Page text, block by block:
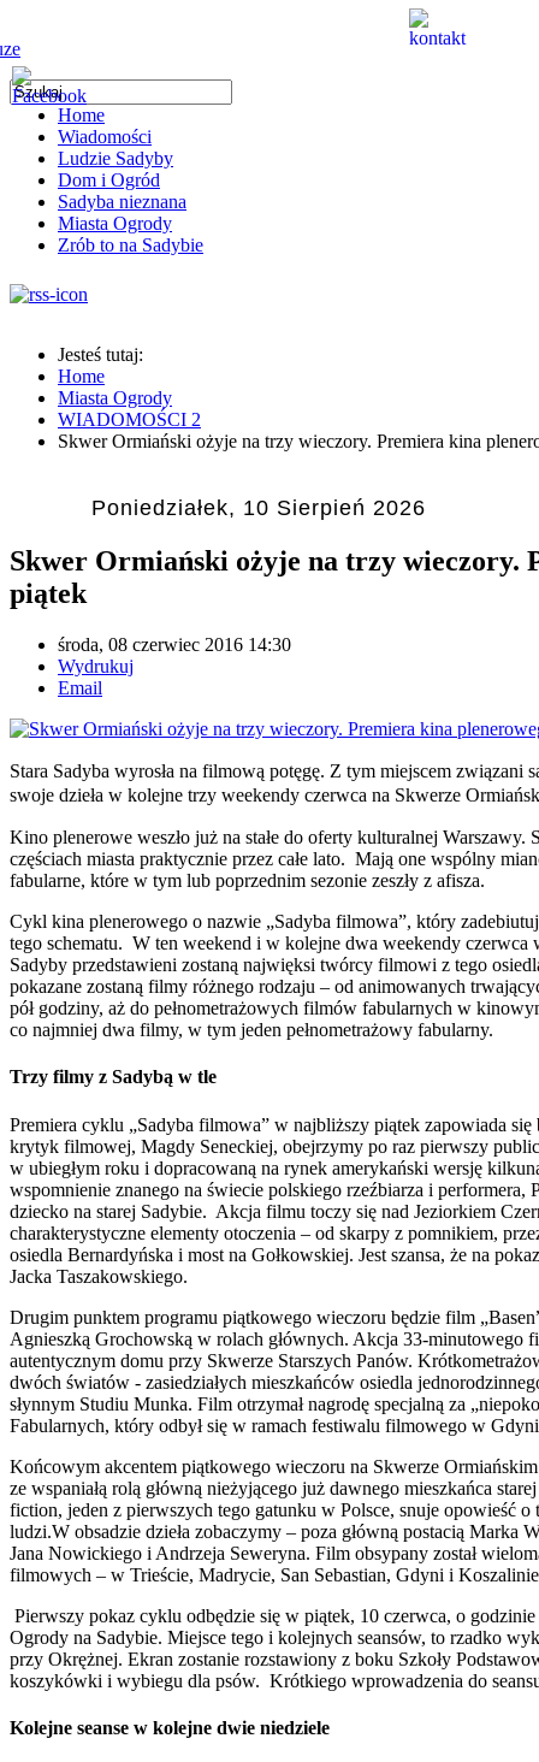
Home
Wiadomości
Ludzie Sadyby
Dom i Ogród
Sadyba nieznana
Miasta Ogrody
Zrób to na Sadybie
Jesteś tutaj:
Home
Miasta Ogrody
WIADOMOŚCI 2
Skwer Ormiański ożyje na trzy wieczory. Premiera kina
Poniedziałek, 10 Sierpień 2026
Skwer Ormiański ożyje na trzy wieczory.
piątek
środa, 08 czerwiec 2016 14:30
Wydrukuj
Email
Stara Sadyba wyrosła na filmową potęgę. Z tym miejscem
swoje dzieła w kolejne trzy weekendy czerwca na Skwerze
Kino plenerowe weszło już na stałe do oferty kulturalnej
częściach miasta praktycznie przez całe lato. Mają one wspólny
fabularne, które w tym lub poprzednim sezonie zeszły z afisza.
Cykl kina plenerowego o nazwie „Sadyba filmowa”, który
tego schematu. W ten weekend i w kolejne dwa weekendy
Sadyby przedstawieni zostaną najwięksi twórcy filmowi z tego
pokazane zostaną filmy różnego rodzaju – od animowanych
pół godziny, aż do pełnometrażowych filmów fabularnych w
co najmniej dwa filmy, w tym jeden pełnometrażowy fabularny.
Trzy filmy z Sadybą w tle
Premiera cyklu „Sadyba filmowa” w najbliższy piątek zapowiada
krytyk filmowej, Magdy Seneckiej, obejrzymy po raz pierwszy
w ubiegłym roku i dopracowaną na rynek amerykański wersję
wspomnienie znanego na świecie polskiego rzeźbiarza i performera,
dziecko na starej Sadybie. Akcja filmu toczy się nad Jeziorkiem
charakterystyczne elementy otoczenia – od skarpy z pomnikiem,
osiedla Bernardyńska i most na Gołkowskiej. Jest szansa, że na
Jacka Taszakowskiego.
Drugim punktem programu piątkowego wieczoru będzie film
Agnieszką Grochowską w rolach głównych. Akcja 33-minutowego
autentycznym domu przy Skwerze Starszych Panów.
dwóch światów - zasiedziałych mieszkańców osiedla
słynnym Studiu Munka. Film otrzymał nagrodę specjalną za
Fabularnych, który odbył się w ramach festiwalu filmowego w
Końcowym akcentem piątkowego wieczoru na Skwerze
ze wspaniałą rolą główną nieżyjącego już dawnego mieszkańca
fiction, jeden z pierwszych tego gatunku w Polsce, snuje opowieść
ludzi.W obsadzie dzieła zobaczymy – poza główną postacią Marka
Jana Nowickiego i Andrzeja Seweryna. Film obsypany został
filmowych – w Trieście, Madrycie, San Sebastian, Gdyni i
Pierwszy pokaz cyklu odbędzie się w piątek, 10 czerwca, o
Ogrody na Sadybie. Miejsce tego i kolejnych seansów, to rzadko
przy Okrężnej. Ekran zostanie rozstawiony z boku Szkoły
koszykówki i wybiegu dla psów. Krótkiego wprowadzenia do
Kolejne seanse w kolejne dwie niedziele